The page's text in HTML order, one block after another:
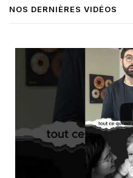
NOS DERNIÈRES VIDÉOS